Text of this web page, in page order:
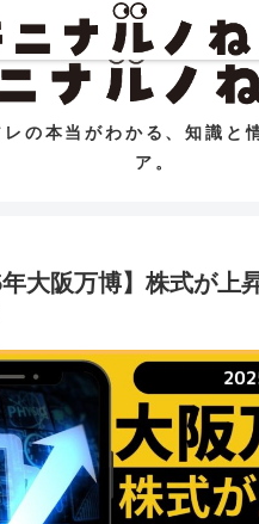
キップ
の本当がわかる、知識と
ア。
年大阪万博】株式が上